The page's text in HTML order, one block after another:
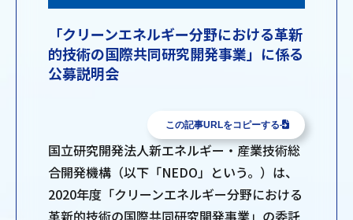
「クリーンエネルギー分野における革新
的技術の国際共同研究開発事業」に係る
公募説明会
この記事URLをコピーする
国立研究開発法人新エネルギー・産業技術総
合開発機構（以下「NEDO」という。）は、
2020年度「クリーンエネルギー分野における
革新的技術の国際共同研究開発事業」の委託